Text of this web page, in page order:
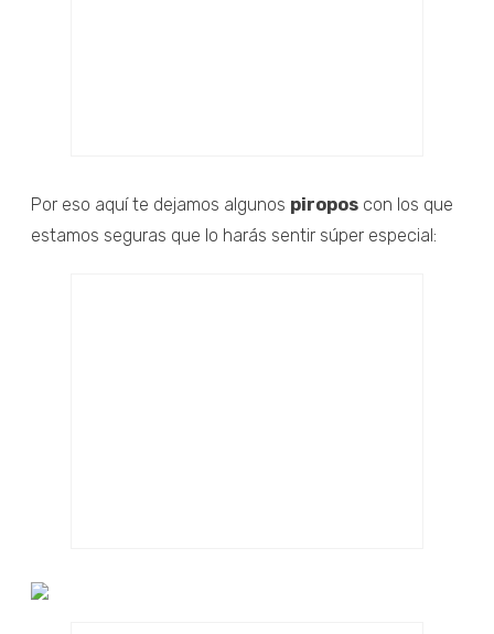
Por eso aquí te dejamos algunos piropos con los que
estamos seguras que lo harás sentir súper especial: